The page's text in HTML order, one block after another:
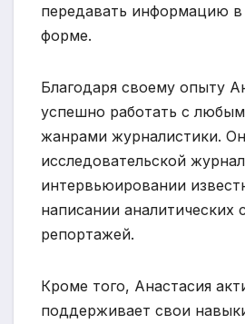
передавать информацию в
форме.
Благодаря своему опыту
успешно работать с
жанрами журналистики.
исследовательской
интервьюировании
написании аналитических
репортажей.
Кроме того, Анастасия
поддерживает свои